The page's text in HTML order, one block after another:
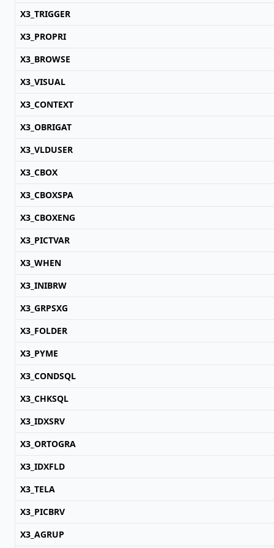
X3_TRIGGER
X3_PROPRI
X3_BROWSE
X3_VISUAL
X3_CONTEXT
X3_OBRIGAT
X3_VLDUSER
X3_CBOX
X3_CBOXSPA
X3_CBOXENG
X3_PICTVAR
X3_WHEN
X3_INIBRW
X3_GRPSXG
X3_FOLDER
X3_PYME
X3_CONDSQL
X3_CHKSQL
X3_IDXSRV
X3_ORTOGRA
X3_IDXFLD
X3_TELA
X3_PICBRV
X3_AGRUP